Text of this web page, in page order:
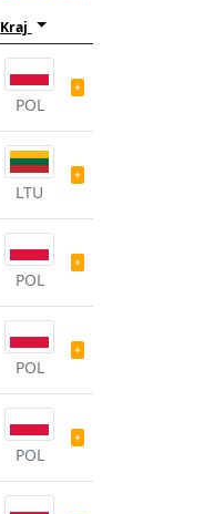
Kraj
POL
LTU
POL
POL
POL